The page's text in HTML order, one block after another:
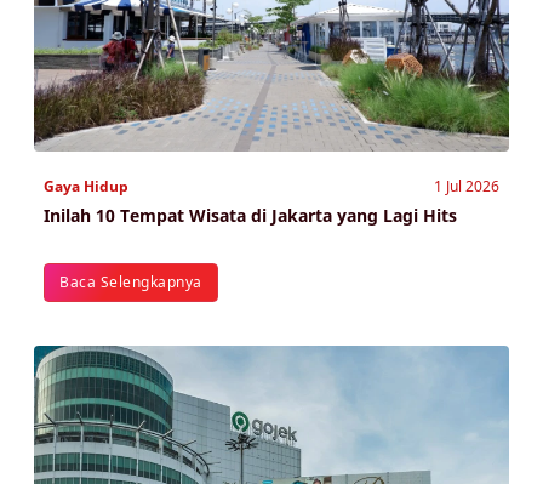
Gaya Hidup 1 Jul 2026
Inilah 10 Tempat Wisata di Jakarta yang Lagi Hits
Baca Selengkapnya